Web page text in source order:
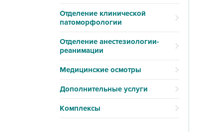
Отделение клинической
патоморфологии
Отделение анестезиологии-
реанимации
Медицинские осмотры
Дополнительные услуги
Комплексы